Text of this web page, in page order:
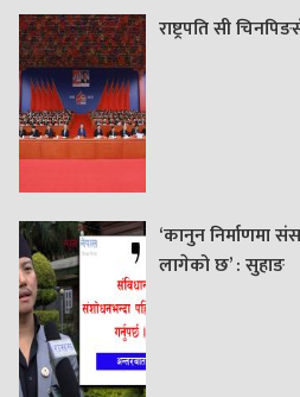
राष्ट्रपति सी
‘कानुन निर्माणमा
लागेको छ’ : सुहाङ